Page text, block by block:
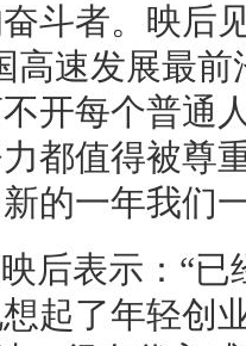
斗者。映后
高速发展最
开每个普通
都值得被尊
的一年我们
后表示：“
起了年轻创